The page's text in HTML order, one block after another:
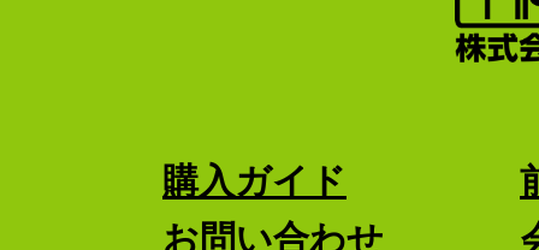
購入ガイド
お問い合わせ